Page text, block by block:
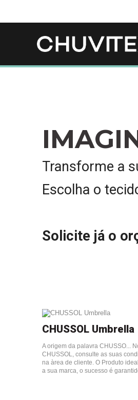
Transforme a
Escolha o
Solicite já o
CHUSSOL Umbrella
A origem da palavra CHUSSO...
CHUSSOL, consulte as suas
na àrea de cliente. O Produto
a sua marca, o sucesso é